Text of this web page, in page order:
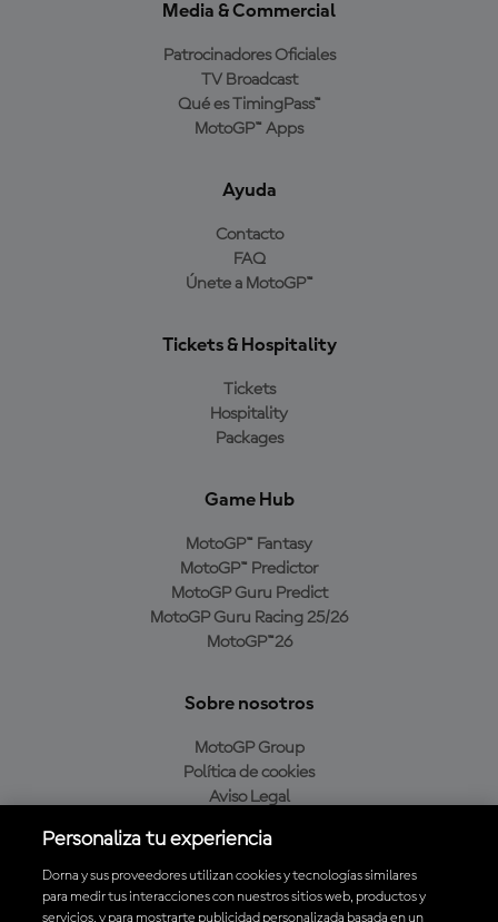
Media & Commercial
Patrocinadores Oficiales
TV Broadcast
Qué es TimingPass™
MotoGP™ Apps
Ayuda
Contacto
FAQ
Únete a MotoGP™
Tickets & Hospitality
Tickets
Hospitality
Packages
Game Hub
MotoGP™ Fantasy
MotoGP™ Predictor
MotoGP Guru Predict
MotoGP Guru Racing 25/26
MotoGP™26
Sobre nosotros
MotoGP Group
Política de cookies
Aviso Legal
Política de compra
Personaliza tu experiencia
Dorna y sus proveedores utilizan cookies y tecnologías similares
para medir tus interacciones con nuestros sitios web, productos y
servicios, y para mostrarte publicidad personalizada basada en un